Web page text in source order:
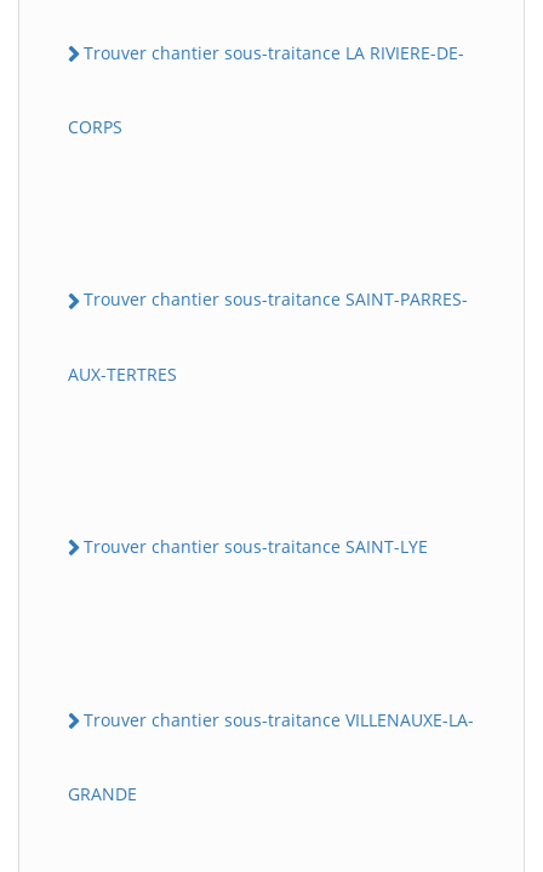
Trouver chantier sous-traitance LA RIVIERE-DE-
CORPS
Trouver chantier sous-traitance SAINT-PARRES-
AUX-TERTRES
Trouver chantier sous-traitance SAINT-LYE
Trouver chantier sous-traitance VILLENAUXE-LA-
GRANDE